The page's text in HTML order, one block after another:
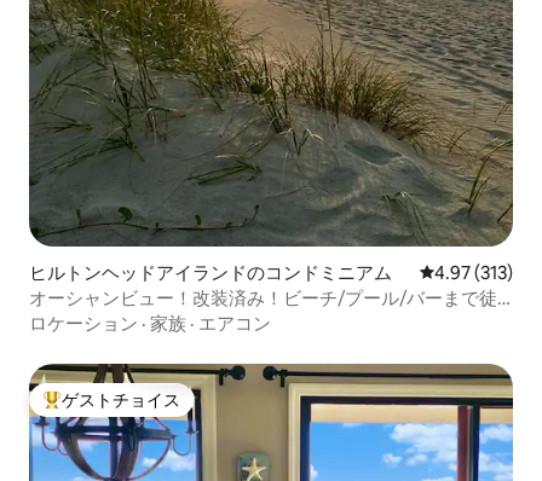
ヒルトンヘッドアイランドのコンドミニアム レビュー313
4.97 (313)
オーシャンビュー！改装済み！ビーチ/プール/バーまで徒
歩
ロケーション · 家族 · エアコン
大好評のゲストチョイスです。
ゲストチョイス